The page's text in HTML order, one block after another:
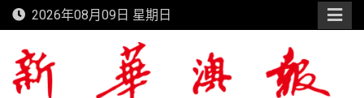
Skip
to
content
2026年08月09日 星期日